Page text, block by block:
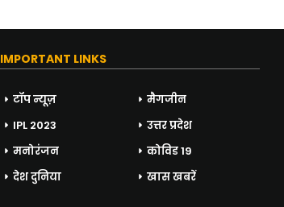
IMPORTANT LINKS
टॉप न्यूज़
मैगजीन
IPL 2023
उत्तर प्रदेश
मनोरंजन
कोविड 19
देश दुनिया
खास खबरें